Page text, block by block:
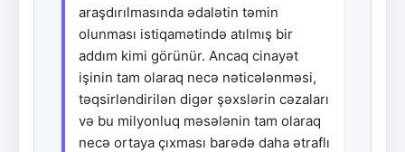
araşdırılmasında ədalətin təmin
olunması istiqamətində atılmış bir
addım kimi görünür. Ancaq cinayət
işinin tam olaraq necə nəticələnməsi,
təqsirləndirilən digər şəxslərin cəzaları
və bu milyonluq məsələnin tam olaraq
necə ortaya çıxması barədə daha ətraflı